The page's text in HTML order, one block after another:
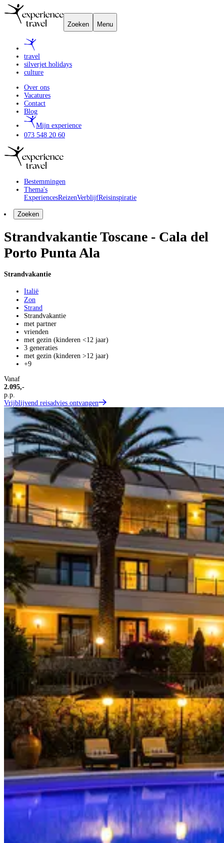
Zoeken Menu
travel
silverjet holidays
culture
Over ons
Vacatures
Contact
Blog
Mijn experience
073 548 20 60
Bestemmingen
Thema's
ExperiencesReizenVerblijfReisinspiratie
Zoeken
Strandvakantie Toscane - Cala del
Porto Punta Ala
Strandvakantie
Italië
Zon
Strand
Strandvakantie
met partner
vrienden
met gezin (kinderen <12 jaar)
3 generaties
met gezin (kinderen >12 jaar)
+9
Vanaf
2.095,-
p.p.
Vrijblijvend reisadvies ontvangen